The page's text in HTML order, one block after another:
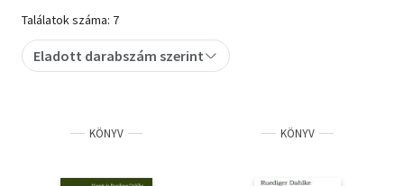
Művészet
Szakkönyv
Tankönyv, segédkönyv
Társadalomtudomány
Találatok száma: 7
Eladott darabszám szerint
KÖNYV KÖNYV